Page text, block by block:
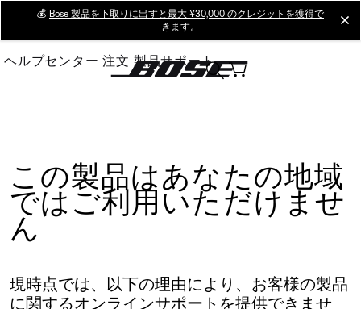
Main
💰 Bose 製品を下取りに出すと最大 ¥30,000 のクレジットを獲得で
きます。
ヘルプセンター 注文 製品サポート
この製品はあなたの地域
ではご利用いただけませ
ん
現時点では、以下の理由により、お客様の製品
に関するオンラインサポートを提供できませ